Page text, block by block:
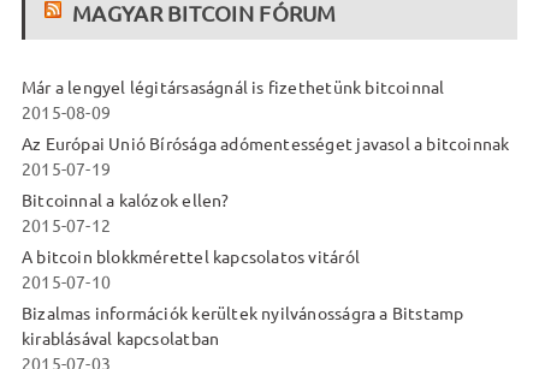
MAGYAR BITCOIN FÓRUM
Már a lengyel légitársaságnál is fizethetünk bitcoinnal
2015-08-09
Az Európai Unió Bírósága adómentességet javasol a bitcoinnak
2015-07-19
Bitcoinnal a kalózok ellen?
2015-07-12
A bitcoin blokkmérettel kapcsolatos vitáról
2015-07-10
Bizalmas információk kerültek nyilvánosságra a Bitstamp
kirablásával kapcsolatban
2015-07-03